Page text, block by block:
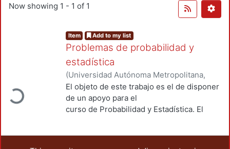
Now showing 1 - 1 of 1
Item Add to my list
Problemas de probabilidad y
estadística
(Universidad Autónoma Metropolitana,
Unidad Azcapotzalco, División de Ciencias
Básicas e Ingeniería, Departamento de
Ciencias Básicas,2005) Grabinsky Steider,
El objeto de este trabajo es el de disponer
de un apoyo para el
curso de Probabilidad y Estadística. El